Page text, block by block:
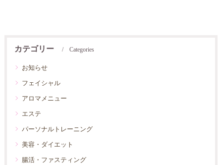
カテゴリー Categories
お知らせ
フェイシャル
アロマメニュー
エステ
パーソナルトレーニング
美容・ダイエット
腸活・ファスティング